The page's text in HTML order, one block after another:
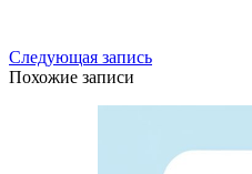
Следующая запись
Похожие записи